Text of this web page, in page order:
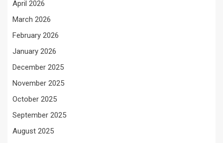
April 2026
March 2026
February 2026
January 2026
December 2025
November 2025
October 2025
September 2025
August 2025